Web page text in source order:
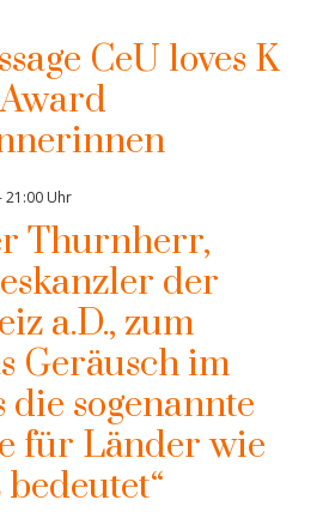
CeU loves K
21:00 Uhr
Thurnherr,
der
a.D., zum
Geräusch im
die sogenannte
für Länder wie